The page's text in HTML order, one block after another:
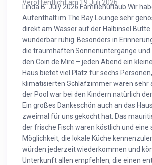
Veröffentlicht am 19 Juli 2026
Linda B. July 2026 Familienurlaub Wir
Aufenthalt im The Bay Lounge sehr
direkt am Wasser auf der Halbinsel Butte
wunderbar ruhig. Besonders in
die traumhaften Sonnenuntergänge und
den Coin de Mire – jeden Abend ein
Haus bietet viel Platz für sechs
klimatisierten Schlafzimmer waren sehr
der Pool war bei den Kindern natürlich
Ein großes Dankeschön auch an das
zweimal für uns gekocht hat. Das
der frische Fisch waren köstlich und eine
Möglichkeit, die lokale Küche
würden jederzeit wiederkommen und
Unterkunft allen empfehlen, die einen